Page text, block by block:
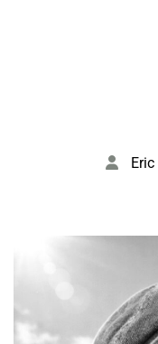
Eric